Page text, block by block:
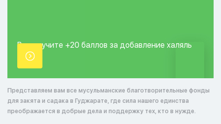
Вы получите +20 баллов за добавление халяль
точки.
Представляем вам все мусульманские благотворительные фонды
для закята и садака в Гуджарате, где сила нашего единства
преображается в добрые дела и поддержку тех, кто в нужде.